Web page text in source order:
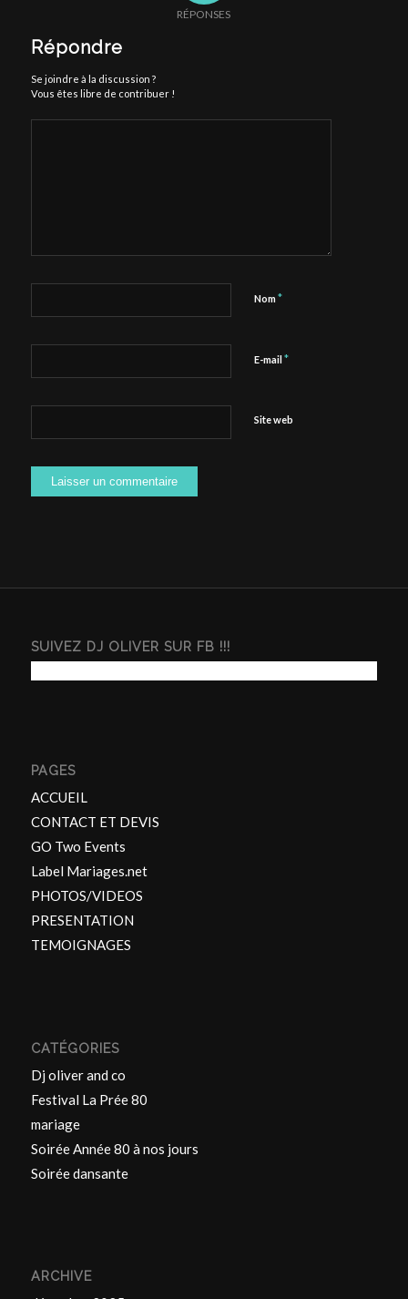
RÉPONSES
Répondre
Se joindre à la discussion ?
Vous êtes libre de contribuer !
Nom*
E-mail *
Site web
SUIVEZ DJ OLIVER SUR FB !!!
PAGES
ACCUEIL
CONTACT ET DEVIS
GO Two Events
Label Mariages.net
PHOTOS/VIDEOS
PRESENTATION
TEMOIGNAGES
CATÉGORIES
Dj oliver and co
Festival La Prée 80
mariage
Soirée Année 80 à nos jours
Soirée dansante
ARCHIVE